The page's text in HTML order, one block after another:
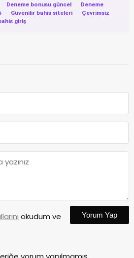
· Deneme bonusu güncel ·
Deneme
· Güvenilir bahis siteleri ·
Çevrimsiz
giriş
okudum ve
Yorum Yap